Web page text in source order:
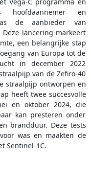
en
de aanbieder van
lancering markeert
een belangrijke stap
van Europa tot de
in december 2022
van de Zefiro-40
straalpijp ontworpen en
heeft twee succesvolle
en oktober 2024, die
kan presteren onder
brandduur. Deze tests
was en maakten de
Sentinel-1C.